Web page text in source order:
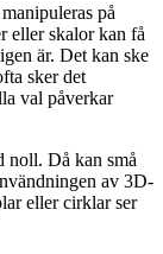
på
eller skalor kan få
är. Det kan ske
sker det
val påverkar
noll. Då kan små
av 3D-
eller cirklar ser